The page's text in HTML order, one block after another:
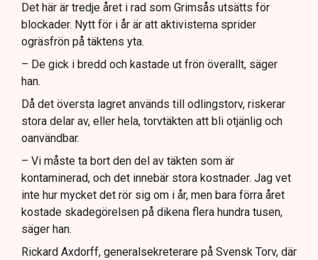
Det här är tredje året i rad som Grimsås utsätts för
blockader. Nytt för i år är att aktivisterna sprider
ogräsfrön på täktens yta.
– De gick i bredd och kastade ut frön överallt, säger
han.
Då det översta lagret används till odlingstorv, riskerar
stora delar av, eller hela, torvtäkten att bli otjänlig och
oanvändbar.
– Vi måste ta bort den del av täkten som är
kontaminerad, och det innebär stora kostnader. Jag vet
inte hur mycket det rör sig om i år, men bara förra året
kostade skadegörelsen på dikena flera hundra tusen,
säger han.
Rickard Axdorff, generalsekreterare på Svensk Torv, där